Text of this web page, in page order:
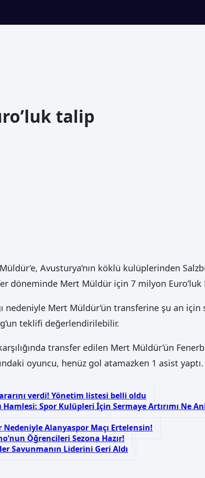
talip
Avusturya’nın köklü kulüplerinden
döneminde Mert Müldür için 7 milyon
nedeniyle Mert Müldür’ün transferine şu an için
teklifi değerlendirilebilir.
transfer edilen Mert Müldür’ün
oyuncu, henüz gol atamazken 1 asist yaptı.
verdi! Yönetim listesi belli oldu
Hamlesi: Spor Kulüpleri İçin Sermaye Artırımı Ne
Nedeniyle Alanyaspor Maçı Ertelensin!
Öğrencileri Sezona Hazır!
Savunmanın Liderini Geri Aldı